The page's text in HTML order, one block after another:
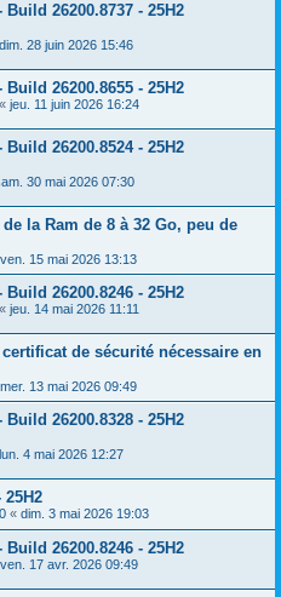
Build 26200.8737 - 25H2
dim. 28 juin 2026 15:46
Build 26200.8655 - 25H2
« jeu. 11 juin 2026 16:24
Build 26200.8524 - 25H2
30 mai 2026 07:30
la Ram de 8 à 32 Go, peu de
ven. 15 mai 2026 13:13
Build 26200.8246 - 25H2
« jeu. 14 mai 2026 11:11
de sécurité nécessaire en
mer. 13 mai 2026 09:49
Build 26200.8328 - 25H2
lun. 4 mai 2026 12:27
« dim. 3 mai 2026 19:03
Build 26200.8246 - 25H2
ven. 17 avr. 2026 09:49